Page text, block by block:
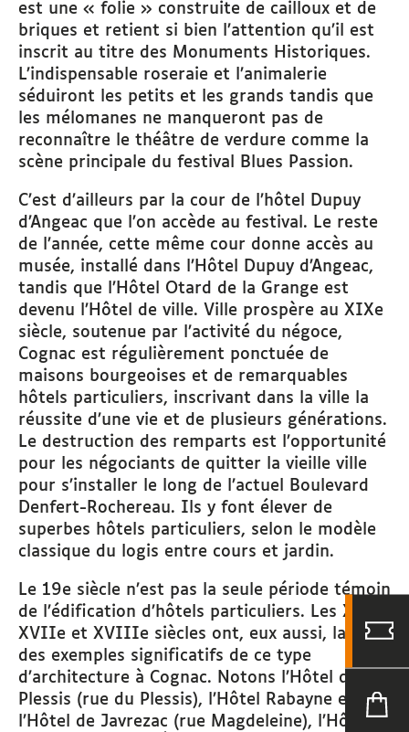
est une « folie » construite de cailloux et de
briques et retient si bien l’attention qu’il est
inscrit au titre des Monuments Historiques.
L’indispensable roseraie et l’animalerie
séduiront les petits et les grands tandis que
les mélomanes ne manqueront pas de
reconnaître le théâtre de verdure comme la
scène principale du festival Blues Passion.
C’est d’ailleurs par la cour de l’hôtel Dupuy
d’Angeac que l’on accède au festival. Le reste
de l’année, cette même cour donne accès au
musée, installé dans l’Hôtel Dupuy d’Angeac,
tandis que l’Hôtel Otard de la Grange est
devenu l’Hôtel de ville. Ville prospère au XIXe
siècle, soutenue par l’activité du négoce,
Cognac est régulièrement ponctuée de
maisons bourgeoises et de remarquables
hôtels particuliers, inscrivant dans la ville la
réussite d’une vie et de plusieurs générations.
Le destruction des remparts est l’opportunité
pour les négociants de quitter la vieille ville
pour s’installer le long de l’actuel Boulevard
Denfert-Rochereau. Ils y font élever de
superbes hôtels particuliers, selon le modèle
classique du logis entre cours et jardin.
Le 19e siècle n’est pas la seule période témoin
de l’édification d’hôtels particuliers. Les XVIe,
XVIIe et XVIIIe siècles ont, eux aussi, laissé
des exemples significatifs de ce type
d’architecture à Cognac. Notons l’Hôtel du
Plessis (rue du Plessis), l’Hôtel Rabayne et
l’Hôtel de Javrezac (rue Magdeleine), l’Hôtel